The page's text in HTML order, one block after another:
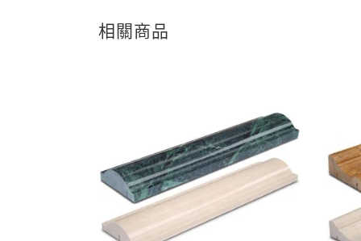
相關商品
查看內容